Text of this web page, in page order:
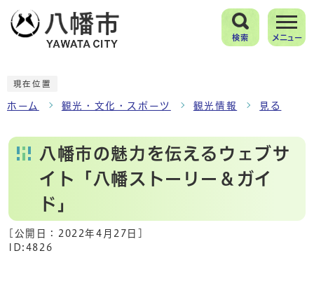
検索 メニュー
現在位置
ホーム 観光・文化・スポーツ 観光情報 見る
八幡市の魅力を伝えるウェブサ
イト「八幡ストーリー＆ガイ
ド」
[公開日： 2022年4月27日
ID:4826